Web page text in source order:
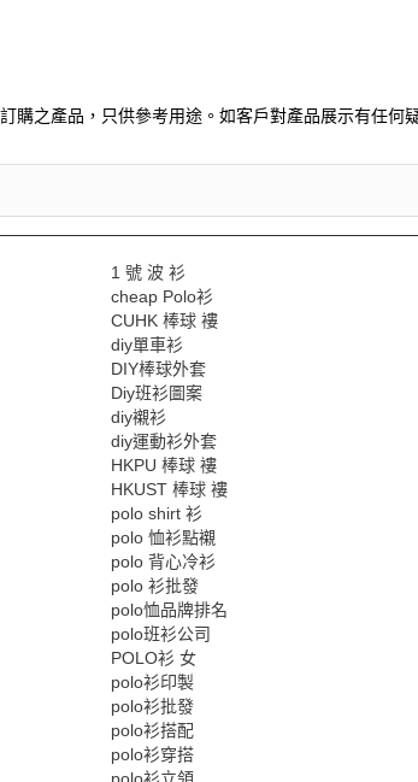
購之產品，只供參考用途。如客戶對產品展示有任何
1 號 波 衫
cheap Polo衫
CUHK 棒球 褸
diy單車衫
DIY棒球外套
Diy班衫圖案
diy襯衫
diy運動衫外套
HKPU 棒球 褸
HKUST 棒球 褸
polo shirt 衫
polo 恤衫點襯
polo 背心冷衫
polo 衫批發
polo恤品牌排名
polo班衫公司
POLO衫 女
polo衫印製
polo衫批發
polo衫搭配
polo衫穿搭